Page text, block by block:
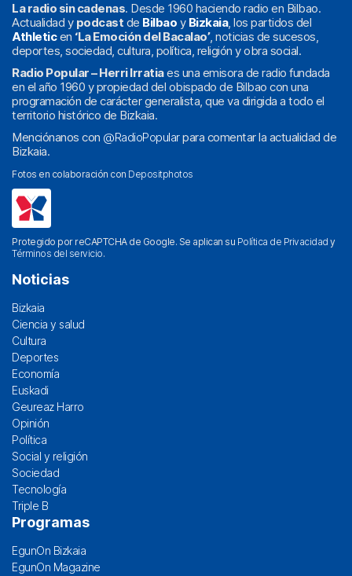
La radio sin cadenas. Desde 1960 haciendo radio en Bilbao.
Actualidad y podcast de Bilbao y Bizkaia, los partidos del
Athleticen ‘La Emoción del Bacalao’, noticias de sucesos,
deportes, sociedad, cultura, política, religión y obra social.
Radio Popular – Herri Irratiaes una emisora de radio fundada
en el año 1960 y propiedad del obispado de Bilbao con una
programación de carácter generalista, que va dirigida a todo el
territorio histórico de Bizkaia.
Menciónanos con @RadioPopularpara comentar la actualidad de
Bizkaia.
Fotos en colaboración con Depositphotos
Protegido por reCAPTCHA de Google. Se aplican su Política de Privacidad y
Términos del servicio.
Noticias
Bizkaia
Ciencia y salud
Cultura
Deportes
Economía
Euskadi
Geureaz Harro
Opinión
Política
Social y religión
Sociedad
Tecnología
Triple B
Programas
EgunOn Bizkaia
EgunOn Magazine